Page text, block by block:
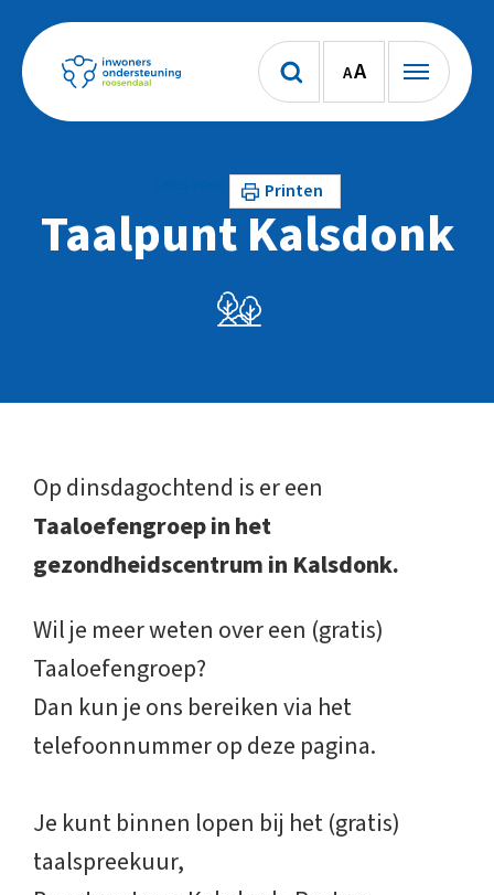
AA
Printen
Taalpunt Kalsdonk
Op dinsdagochtend is er een
Taaloefengroep in het
gezondheidscentrum in Kalsdonk.
Wil je meer weten over een (gratis)
Taaloefengroep?
Dan kun je ons bereiken via het
telefoonnummer op deze pagina.
Je kunt binnen lopen bij het (gratis)
taalspreekuur,